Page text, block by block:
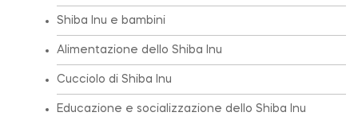
Shiba Inu e bambini
Alimentazione dello Shiba Inu
Cucciolo di Shiba Inu
Educazione e socializzazione dello Shiba Inu